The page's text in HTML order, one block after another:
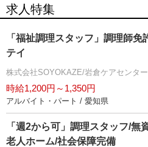
求人特集
「福祉調理スタッフ」調理師
テイ
株式会社SOYOKAZE/岩倉ケアセンタ
時給1,200円～1,350円
アルバイト・パート / 愛知県
「週2から可」調理スタッフ/無
老人ホーム/社会保障完備